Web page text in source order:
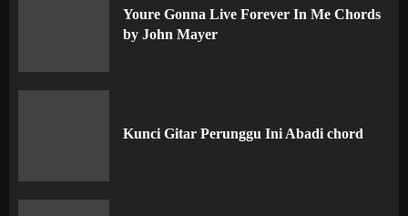
Youre Gonna Live Forever In Me Chords
by John Mayer
Kunci Gitar Perunggu Ini Abadi chord